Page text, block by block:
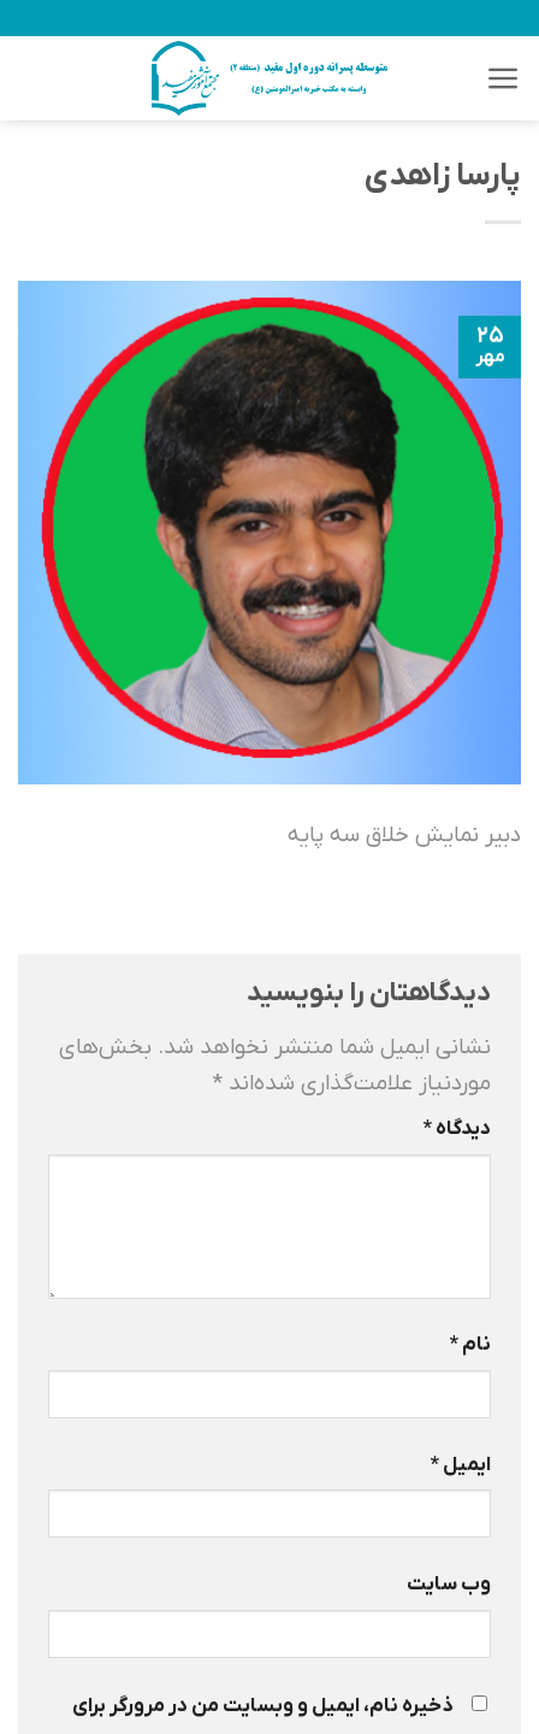
content
پارسا زاهدی
۲۵
مهر
دبیر نمایش خلاق سه پایه
دیدگاهتان را بنویسید
نشانی ایمیل شما منتشر نخواهد شد. بخش‌های
موردنیاز علامت‌گذاری شده‌اند *
دیدگاه*
نام*
ایمیل*
وب‌ سایت
ذخیره نام، ایمیل و وبسایت من در مرورگر برای